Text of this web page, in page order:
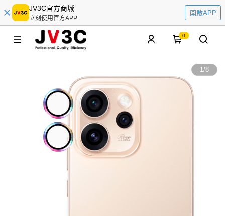
JV3C官方商城
立刻使用官方APP
開啟APP
0
1/8